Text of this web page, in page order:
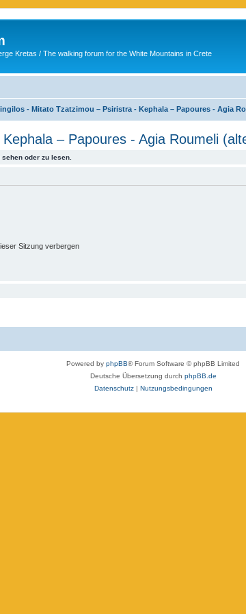
Kretas / The walking forum for the White Mountains in Crete
- Mitato Tzatzimou – Psiristra - Kephala – Papoures - Agia
– Papoures - Agia Roumeli
oder zu lesen.
Sitzung verbergen
Powered by phpBB® Forum Software © phpBB Limited
Deutsche Übersetzung durch phpBB.de
Datenschutz| Nutzungsbedingungen